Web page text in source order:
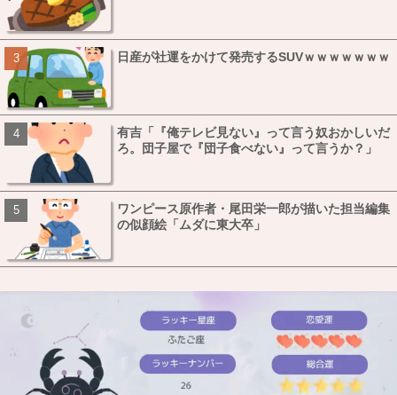
日産が社運をかけて発売するSUVｗｗｗｗｗｗｗ
有吉「『俺テレビ見ない』って言う奴おかしいだ
ろ。団子屋で『団子食べない』って言うか？」
ワンピース原作者・尾田栄一郎が描いた担当編集
の似顔絵「ムダに東大卒」